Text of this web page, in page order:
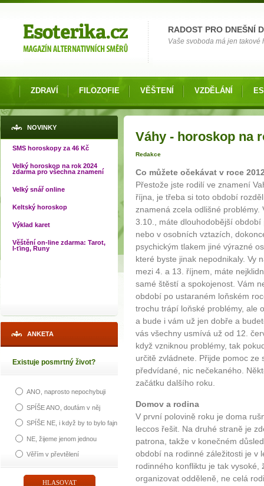
RADOST PRO DNEŠNÍ
Vaše svoboda má jen takové
ZDRAVÍ FILOZOFIE VĚŠTENÍ VZDĚLÁNÍ
NOVINKY
SMS horoskopy za 46 Kč
Velký horoskop na rok 2024
zdarma pro všechna znamení
Velký snář online
Keltský horoskop
Výklad karet
Věštění on-line zdarma: Tarot,
I-ťing, Runy
ANKETA
Existuje posmrtný život?
ANO, naprosto nepochybuji
SPÍŠE ANO, doufám v něj
SPÍŠE NE, i když by to bylo fajn
NE, žijeme jenom jednou
Věřím v převtělení
Váhy - horoskop na
Redakce
Co můžete očekávat v roce
Přestože jste rodilí ve znamení
října, je třeba si toto období
znamená zcela odlišné
3.10., máte dlouhodobější
nebo v osobních vztazích,
psychickým tlakem jiné výrazné
které byste jinak nepodnikaly. Vy
mezi 4. a 13. říjnem, máte
samé štěstí a spokojenost. Vám
období po ustaraném loňském
trochu trápí loňské problémy, ale
a bude i vám už jen dobře a
vás všechny usmívá už od 12.
když vzniknou problémy, tak
určitě zvládnete. Přijde pomoc ze
předvídané, nic nečekaného.
začátku dalšího roku.
Domov a rodina
V první polovině roku je doma
leccos řešit. Na druhé straně je
patrona, takže v konečném
období na rodinné záležitosti je v
rodinného konfliktu je tak
organizovat odděleně, ne celá